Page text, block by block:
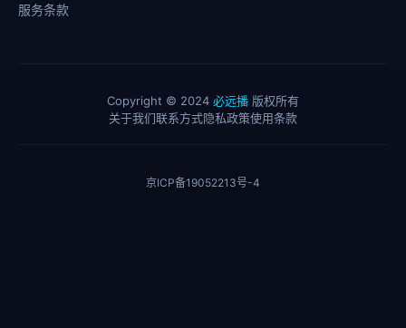
服务条款
Copyright © 2024 必远播 版权所有
关于我们联系方式隐私政策使用条款
京ICP备19052213号-4